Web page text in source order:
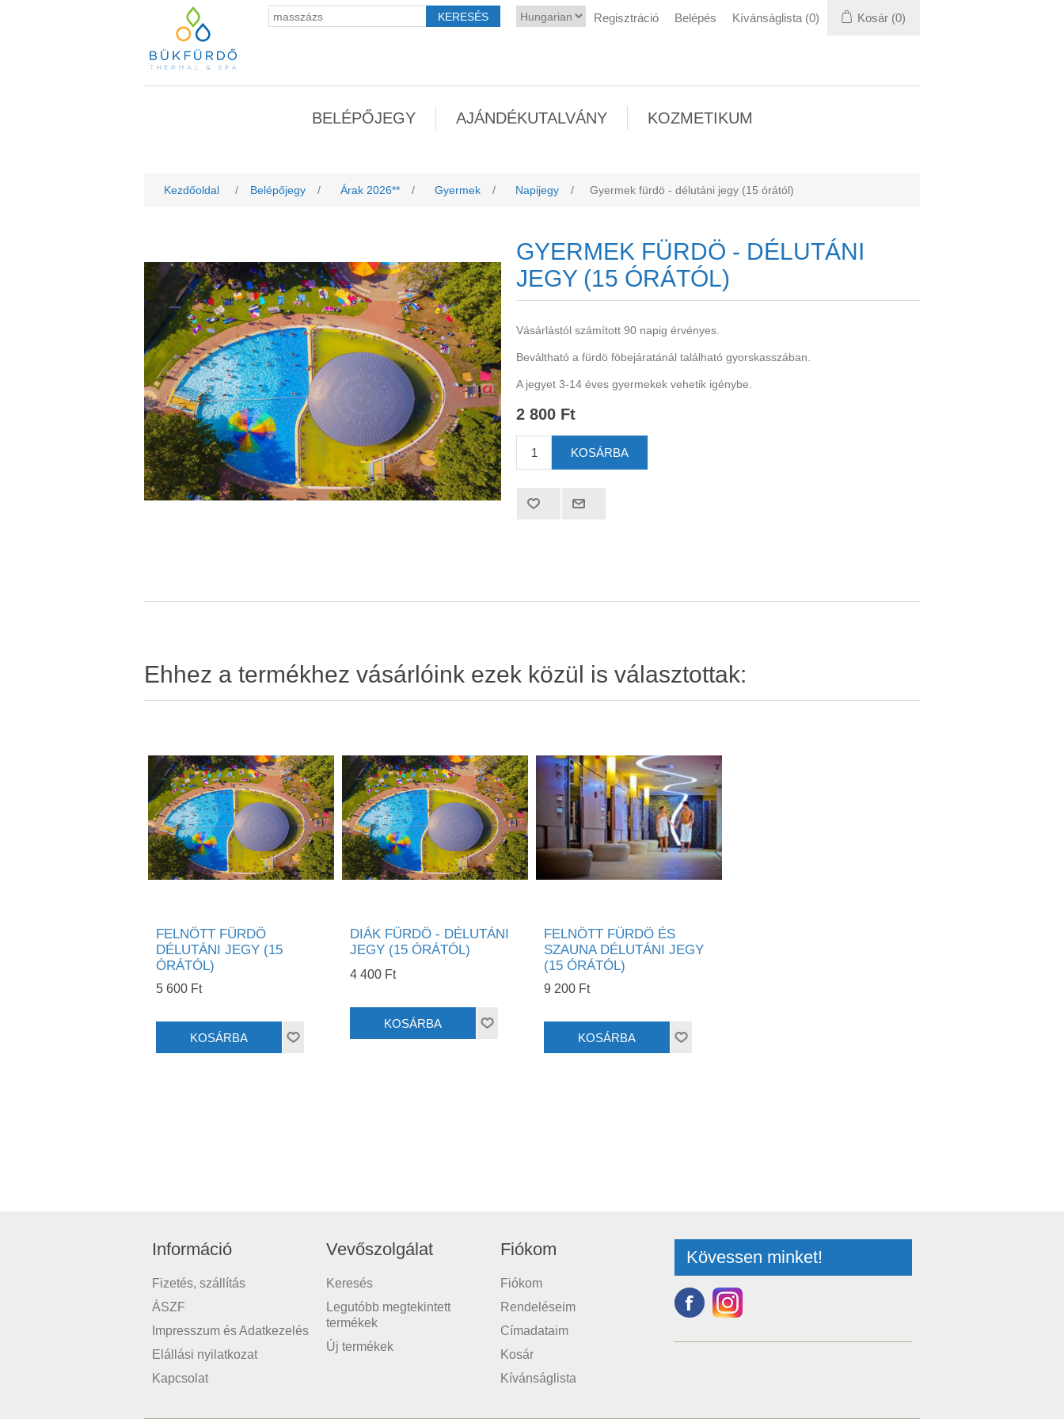
Regisztráció Belépés Kívánságlista (0) Kosár (0)
BELÉPŐJEGY AJÁNDÉKUTALVÁNY KOZMETIKUM
Kezdőoldal / Belépőjegy / Árak 2026** / Gyermek / Napijegy / Gyermek fürdö - délutáni jegy (15 órától)
GYERMEK FÜRDÖ - DÉLUTÁNI
JEGY (15 ÓRÁTÓL)
Vásárlástól számított 90 napig érvényes.
Beváltható a fürdö föbejáratánál található gyorskasszában.
A jegyet 3-14 éves gyermekek vehetik igénybe.
2 800 Ft
Ehhez a termékhez vásárlóink ezek közül is választottak:
FELNÖTT FÜRDÖ
DÉLUTÁNI JEGY (15
ÓRÁTÓL)
5 600 Ft
DIÁK FÜRDÖ - DÉLUTÁNI
JEGY (15 ÓRÁTÓL)
4 400 Ft
FELNÖTT FÜRDÖ ÉS
SZAUNA DÉLUTÁNI JEGY
(15 ÓRÁTÓL)
9 200 Ft
Információ
Fizetés, szállítás
ÁSZF
Impresszum és Adatkezelés
Elállási nyilatkozat
Kapcsolat
Vevőszolgálat
Keresés
Legutóbb megtekintett
termékek
Új termékek
Fiókom
Fiókom
Rendeléseim
Címadataim
Kosár
Kívánságlista
Kövessen minket!